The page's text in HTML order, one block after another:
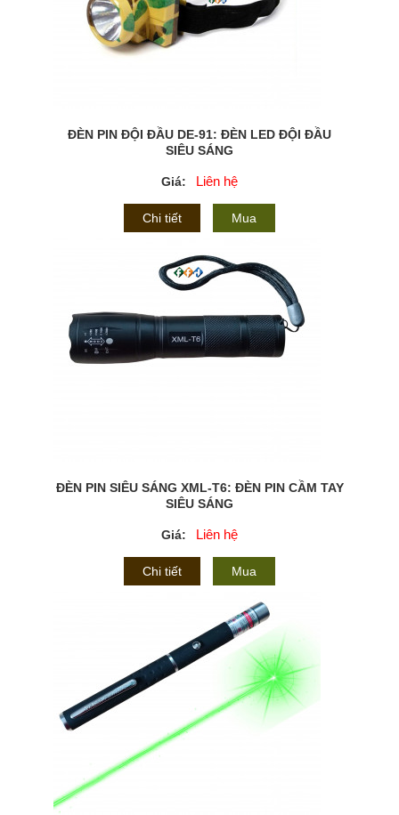
ĐÈN PIN ĐỘI ĐẦU DE-91: ĐÈN LED ĐỘI ĐẦU
SIÊU SÁNG
Giá: Liên hệ
Chi tiết Mua
ĐÈN PIN SIÊU SÁNG XML-T6: ĐÈN PIN CẦM TAY
SIÊU SÁNG
Giá: Liên hệ
Chi tiết Mua